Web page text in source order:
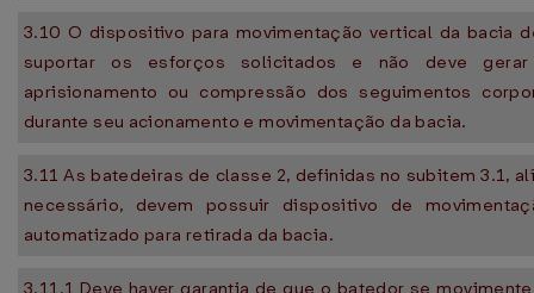
3.10 O dispositivo para movimentação vertical da bacia
suportar os esforços solicitados e não deve
aprisionamento ou compressão dos seguimentos
durante seu acionamento e movimentação da bacia.
3.11 As batedeiras de classe 2, definidas no subitem 3.1,
necessário, devem possuir dispositivo de
automatizado para retirada da bacia.